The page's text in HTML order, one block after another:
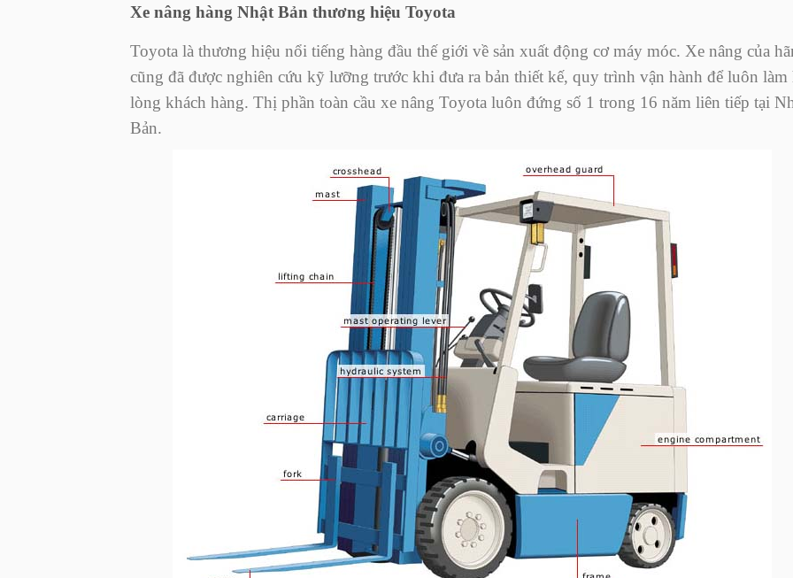
Xe nâng hàng Nhật Bản thương hiệu Toyota
Toyota là thương hiệu nổi tiếng hàng đầu thế giới về sản xuất động cơ máy móc. Xe nâng của
cũng đã được nghiên cứu kỹ lưỡng trước khi đưa ra bản thiết kế, quy trình vận hành để luôn làm
lòng khách hàng. Thị phần toàn cầu xe nâng Toyota luôn đứng số 1 trong 16 năm liên tiếp tại
Bản.